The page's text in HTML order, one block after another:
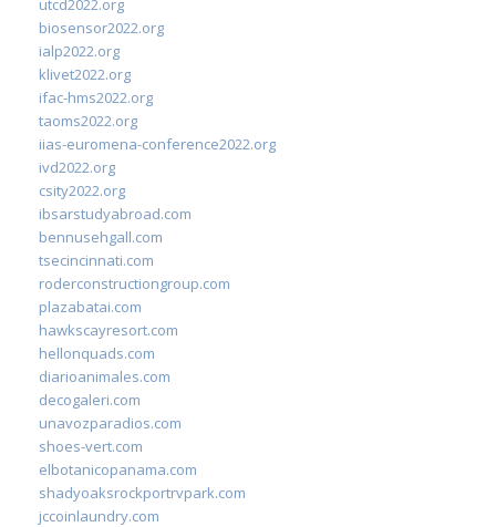
biosensor2022.org
ialp2022.org
klivet2022.org
ifac-hms2022.org
taoms2022.org
iias-euromena-conference2022.org
ivd2022.org
csity2022.org
ibsarstudyabroad.com
bennusehgall.com
tsecincinnati.com
roderconstructiongroup.com
plazabatai.com
hawkscayresort.com
hellonquads.com
diarioanimales.com
decogaleri.com
unavozparadios.com
shoes-vert.com
elbotanicopanama.com
shadyoaksrockportrvpark.com
jccoinlaundry.com